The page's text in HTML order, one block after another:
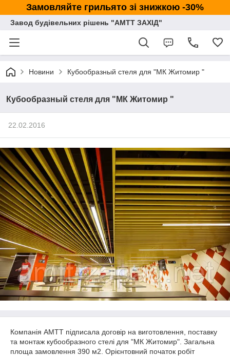
Замовляйте грильято зі знижкою -30%
Завод будівельних рішень "АМТТ ЗАХІД"
Новини Кубообразный стеля для "МК Житомир "
Кубообразный стеля для "МК Житомир "
22.02.2016
Компанія АМТТ підписала договір на виготовлення, поставку
та монтаж кубообразного стелі для "МК Житомир". Загальна
площа замовлення 390 м2. Орієнтовний початок робіт